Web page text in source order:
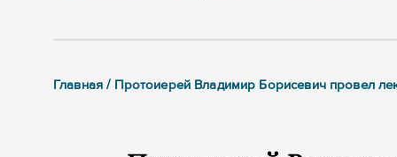
Главная / Протоиерей Владимир Борисевич провел